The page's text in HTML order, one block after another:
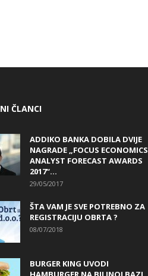
ČLANCI
ADDIKO BANKA DOBILA DVIJE
NAGRADE „FOCUS ECONOMICS
ANALYST FORECAST AWARDS
2017“...
29/05/2017
ŠTA VAM JE SVE POTREBNO ZA
REGISTRACIJU OBRTA ?
08/07/2018
BURGER KING UVODI